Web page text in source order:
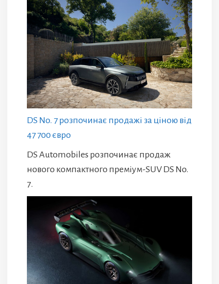
DS No. 7 розпочинає продажі за ціною від
47 700 євро
DS Automobiles розпочинає продаж
нового компактного преміум-SUV DS No.
7.